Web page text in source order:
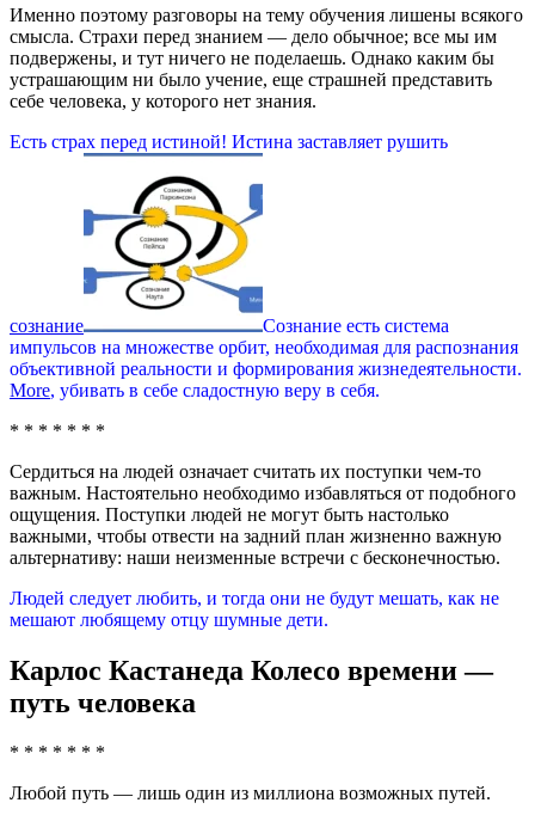
Именно поэтому разговоры на тему обучения лишены всякого
смысла. Страхи перед знанием — дело обычное; все мы им
подвержены, и тут ничего не поделаешь. Однако каким бы
устрашающим ни было учение, еще страшней представить
себе человека, у которого нет знания.
Есть страх перед истиной! Истина заставляет рушить
сознание
Сознание есть система
импульсов на множестве орбит, необходимая для распознания
объективной реальности и формирования жизнедеятельности.
More, убивать в себе сладостную веру в себя.
* * * * * * *
Сердиться на людей означает считать их поступки чем-то
важным. Настоятельно необходимо избавляться от подобного
ощущения. Поступки людей не могут быть настолько
важными, чтобы отвести на задний план жизненно важную
альтернативу: наши неизменные встречи с бесконечностью.
Людей следует любить, и тогда они не будут мешать, как не
мешают любящему отцу шумные дети.
Карлос Кастанеда Колесо времени —
путь человека
* * * * * * *
Любой путь — лишь один из миллиона возможных путей.